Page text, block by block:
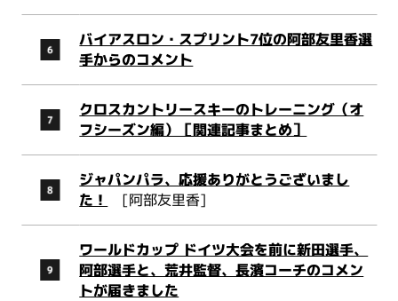
バイアスロン・スプリント7位の阿部友里香選
手からのコメント
クロスカントリースキーのトレーニング（オ
フシーズン編）［関連記事まとめ］
ジャパンパラ、応援ありがとうございまし
た！ [阿部友里香]
ワールドカップ ドイツ大会を前に新田選手、
阿部選手と、荒井監督、長濱コーチのコメン
トが届きました